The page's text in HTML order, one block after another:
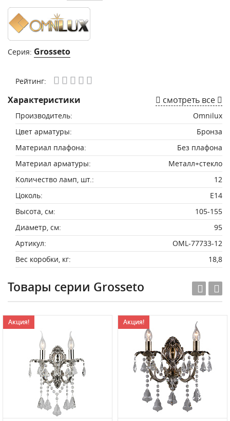
Серия: Grosseto
Рейтинг:
Характеристики смотреть все
Производитель:
Omnilux
Цвет арматуры:
Бронза
Материал плафона:
Без плафона
Материал арматуры:
Металл+стекло
Количество ламп, шт.:
12
Цоколь:
E14
Высота, см:
105-155
Диаметр, см:
95
Артикул:
OML-77733-12
Вес коробки, кг:
18,8
Товары серии Grosseto
Акция! Акция!